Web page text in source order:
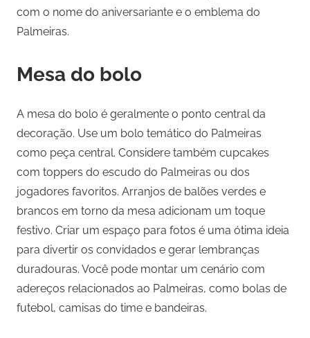
com o nome do aniversariante e o emblema do
Palmeiras.
Mesa do bolo
A mesa do bolo é geralmente o ponto central da
decoração. Use um bolo temático do Palmeiras
como peça central. Considere também cupcakes
com toppers do escudo do Palmeiras ou dos
jogadores favoritos. Arranjos de balões verdes e
brancos em torno da mesa adicionam um toque
festivo. Criar um espaço para fotos é uma ótima ideia
para divertir os convidados e gerar lembranças
duradouras. Você pode montar um cenário com
adereços relacionados ao Palmeiras, como bolas de
futebol, camisas do time e bandeiras.